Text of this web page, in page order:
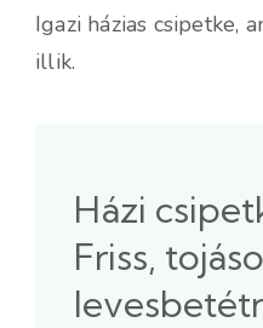
Igazi házias csipetke,
illik.
Házi
Friss,